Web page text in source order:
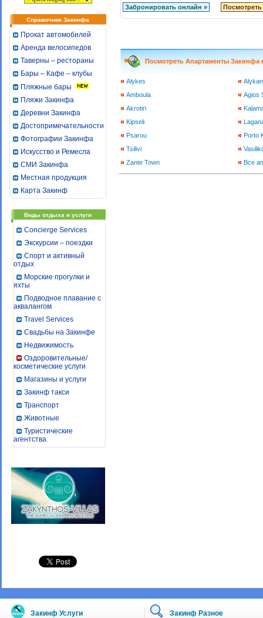
Справочник Закинфа
Прокат автомобилей
Аренда велосипедов
Таверны – рестораны
Бары – Кафе – клубы
Пляжные бары
Пляжи Закинфа
Деревни Закинфа
Достопримечательности
Фотографии Закинфа
Искусство и Ремесла
СМИ Закинфа
Местная продукция
Карта Закинф
Виды отдыха и услуги
Concierge Services
Экскурсии – поездки
Спорт и активный
отдых
Морские прогулки и
яхты
Подводное плавание с
аквалангом
Travel Services
Свадьбы на Закинфе
Недвижимость
Оздоровительные/
косметические услуги
Магазины и услуги
Закинф такси
Транспорт
Животные
Туристические
агентства
Забронировать онлайн »
Посмотреть Апартаменты Закинфа
Alykes
Amboula
Agios
Akrotiri
Kipseli
Psarou
Porto
Tsilivi
Zante Town
Все
Закинф Услуги Закинф Разное